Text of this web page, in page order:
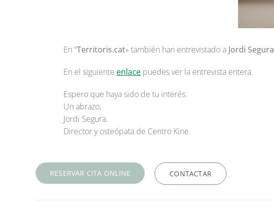
En “Territoris.cat» también han entrevistado a Jordi Segura
En el siguiente enlace puedes ver la entrevista entera.
Espero que haya sido de tu interés.
Un abrazo,
Jordi Segura.
Director y osteópata de Centro Kine.
RESERVAR CITA ONLINE CONTACTAR